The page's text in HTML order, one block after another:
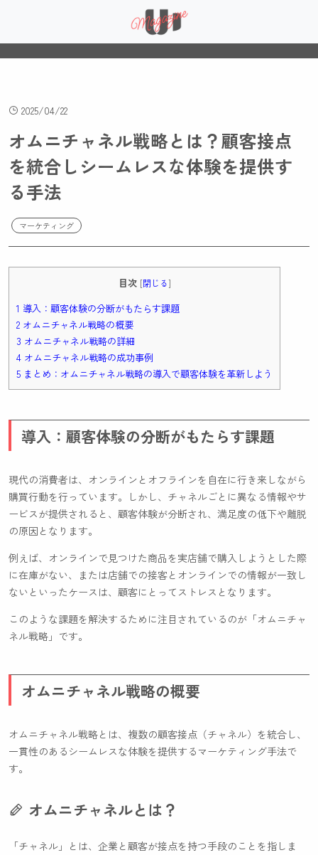
2025/04/22
オムニチャネル戦略とは？顧客接点
を統合しシームレスな体験を提供す
る手法
マーケティング
目次 [閉じる]
1 導入：顧客体験の分断がもたらす課題
2 オムニチャネル戦略の概要
3 オムニチャネル戦略の詳細
4 オムニチャネル戦略の成功事例
5 まとめ：オムニチャネル戦略の導入で顧客体験を革新しよう
導入：顧客体験の分断がもたらす課題
現代の消費者は、オンラインとオフラインを自在に行き来しながら
購買行動を行っています。しかし、チャネルごとに異なる情報やサ
ービスが提供されると、顧客体験が分断され、満足度の低下や離脱
の原因となります。
例えば、オンラインで見つけた商品を実店舗で購入しようとした際
に在庫がない、または店舗での接客とオンラインでの情報が一致し
ないといったケースは、顧客にとってストレスとなります。
このような課題を解決するために注目されているのが「オムニチャ
ネル戦略」です。
オムニチャネル戦略の概要
オムニチャネル戦略とは、複数の顧客接点（チャネル）を統合し、
一貫性のあるシームレスな体験を提供するマーケティング手法で
す。
オムニチャネルとは？
「チャネル」とは、企業と顧客が接点を持つ手段のことを指しま